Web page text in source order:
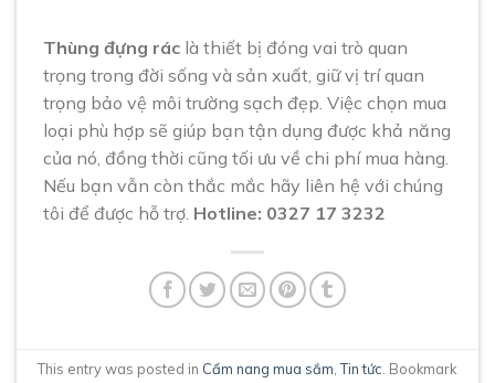
Thùng đựng rác là thiết bị đóng vai trò quan
trọng trong đời sống và sản xuất, giữ vị trí quan
trọng bảo vệ môi trường sạch đẹp. Việc chọn mua
loại phù hợp sẽ giúp bạn tận dụng được khả năng
của nó, đồng thời cũng tối ưu về chi phí mua hàng.
Nếu bạn vẫn còn thắc mắc hãy liên hệ với chúng
tôi để được hỗ trợ. Hotline: 0327 17 3232
This entry was posted in Cẩm nang mua sắm ,Tin tức . Bookmark